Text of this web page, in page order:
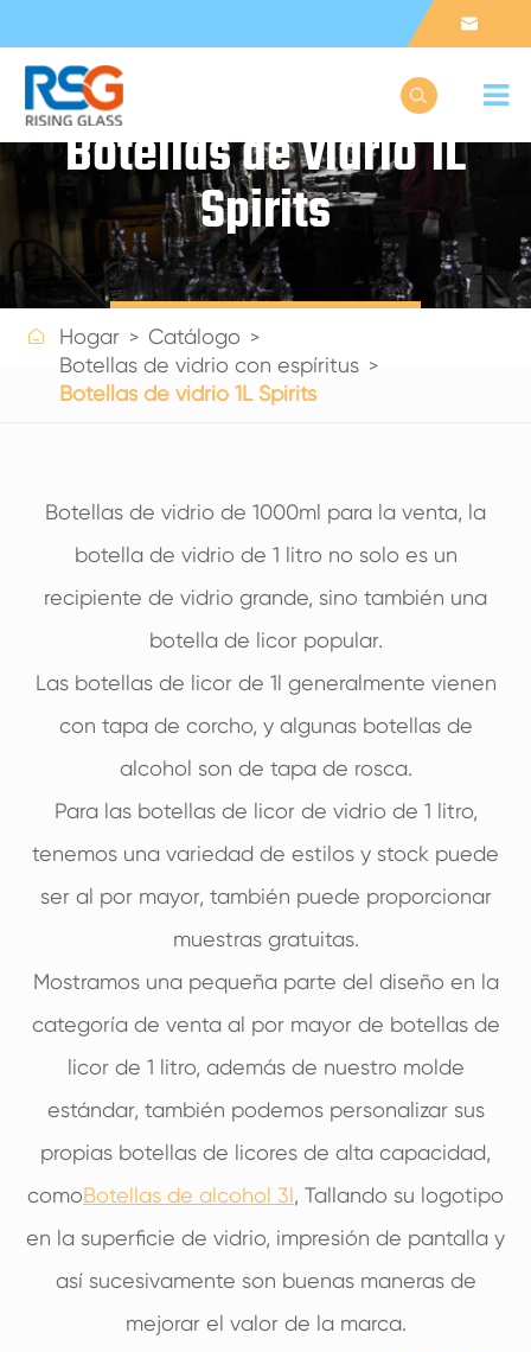


Botellas de vidrio 1L
Spirits
Get a Quote
 Hogar
Catálogo
Botellas de vidrio con espíritus
Botellas de vidrio 1L Spirits
Botellas de vidrio de 1000ml para la venta, la
botella de vidrio de 1 litro no solo es un
recipiente de vidrio grande, sino también una
botella de licor popular.
Las botellas de licor de 1l generalmente vienen
con tapa de corcho, y algunas botellas de
alcohol son de tapa de rosca.
Para las botellas de licor de vidrio de 1 litro,
tenemos una variedad de estilos y stock puede
ser al por mayor, también puede proporcionar
muestras gratuitas.
Mostramos una pequeña parte del diseño en la
categoría de venta al por mayor de botellas de
licor de 1 litro, además de nuestro molde
estándar, también podemos personalizar sus
propias botellas de licores de alta capacidad,
comoBotellas de alcohol 3l, Tallando su logotipo
en la superficie de vidrio, impresión de pantalla y
así sucesivamente son buenas maneras de
mejorar el valor de la marca.